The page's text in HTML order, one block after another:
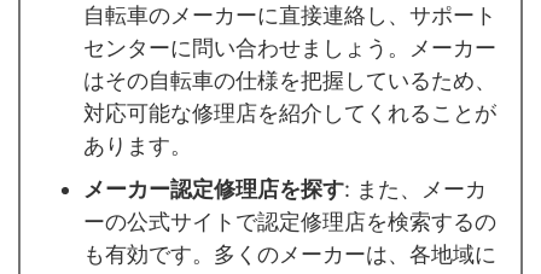
自転車のメーカーに直接連絡し、サポート
センターに問い合わせましょう。メーカー
はその自転車の仕様を把握しているため、
対応可能な修理店を紹介してくれることが
あります。
メーカー認定修理店を探す: また、メーカ
ーの公式サイトで認定修理店を検索するの
も有効です。多くのメーカーは、各地域に